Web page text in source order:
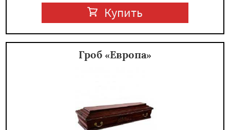
Купить
Гроб «Европа»